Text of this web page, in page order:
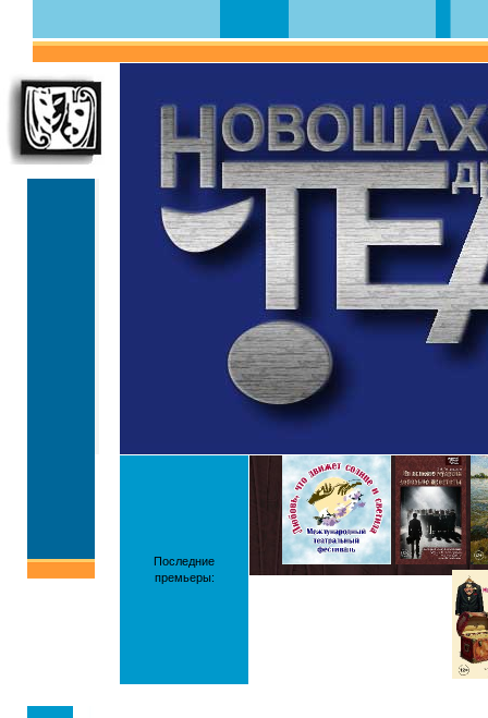
Последние
премьеры: